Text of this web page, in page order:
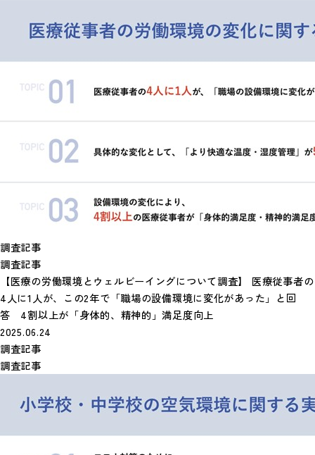
調査記事
調査記事
【医療の労働環境とウェルビーイングについて調査】 医療従事者の
4人に1人が、この2年で「職場の設備環境に変化があった」と回
答 4割以上が「身体的、精神的」満足度向上
2025.06.24
調査記事
調査記事